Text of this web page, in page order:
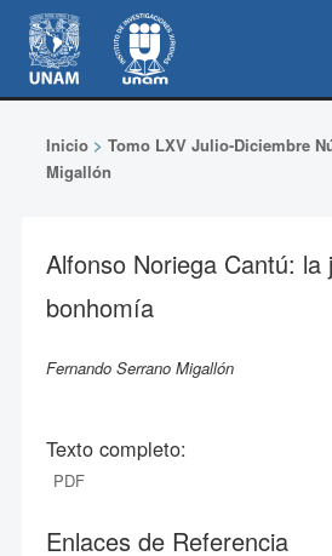
Inicio> Tomo LXV Julio-Diciembre
Migallón
Alfonso Noriega Cantú: la
bonhomía
Fernando Serrano Migallón
Texto completo:
PDF
Enlaces de Referencia